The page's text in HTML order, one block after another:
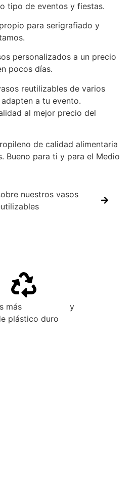
tipo de eventos y fiestas.
para serigrafiado y
personalizados a un precio
pocos días.
reutilizables de varios
a tu evento.
al mejor precio del
de calidad alimentaria
Bueno para ti y para el Medio
nuestros vasos
más y
plástico duro